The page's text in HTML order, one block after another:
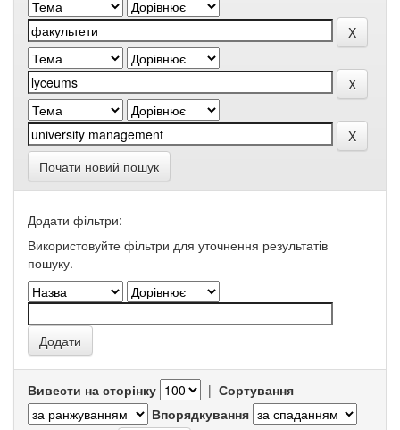
Почати новий пошук
Додати фільтри:
Використовуйте фільтри для уточнення результатів
пошуку.
Вивести на сторінку | Сортування
Впорядкування